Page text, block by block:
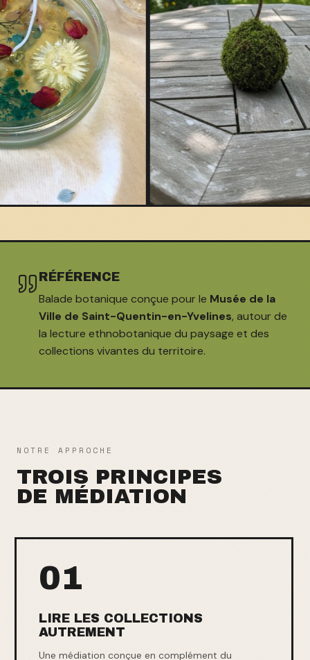
RÉFÉRENCE
Balade botanique conçue pour le Musée de la
Ville de Saint-Quentin-en-Yvelines, autour de
la lecture ethnobotanique du paysage et des
collections vivantes du territoire.
NOTRE APPROCHE
TROIS PRINCIPES
DE MÉDIATION
01
LIRE LES COLLECTIONS
AUTREMENT
Une médiation conçue en complément du